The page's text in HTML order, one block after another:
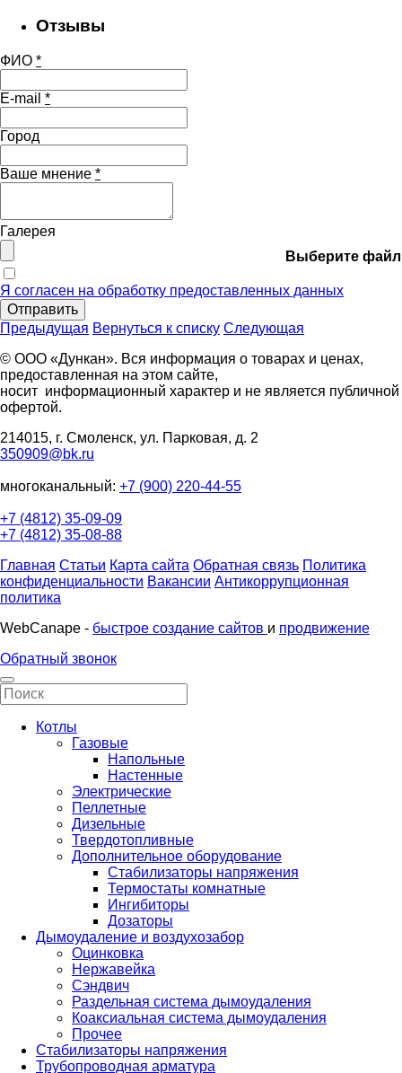
Отзывы
ФИО *
E-mail *
Город
Ваше мнение *
Галерея
Выберите файл
Я согласен на обработку предоставленных данных
Отправить
Предыдущая Вернуться к списку Следующая
© ООО «Дункан». Вся информация о товарах и ценах,
предоставленная на этом сайте,
носит информационный характер и не является публичной
офертой.
214015, г. Смоленск, ул. Парковая, д. 2
350909@bk.ru
многоканальный: +7 (900) 220-44-55
+7 (4812) 35-09-09
+7 (4812) 35-08-88
Главная Статьи Карта сайта Обратная связь Политика
конфиденциальности Вакансии Антикоррупционная
политика
WebCanape - быстрое создание сайтов и продвижение
Обратный звонок
Котлы
Газовые
Напольные
Настенные
Электрические
Пеллетные
Дизельные
Твердотопливные
Дополнительное оборудование
Стабилизаторы напряжения
Термостаты комнатные
Ингибиторы
Дозаторы
Дымоудаление и воздухозабор
Оцинковка
Нержавейка
Сэндвич
Раздельная система дымоудаления
Коаксиальная система дымоудаления
Прочее
Стабилизаторы напряжения
Трубопроводная арматура